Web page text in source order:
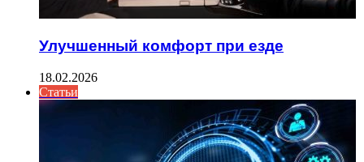
Улучшенный комфорт при езде
18.02.2026
Статьи